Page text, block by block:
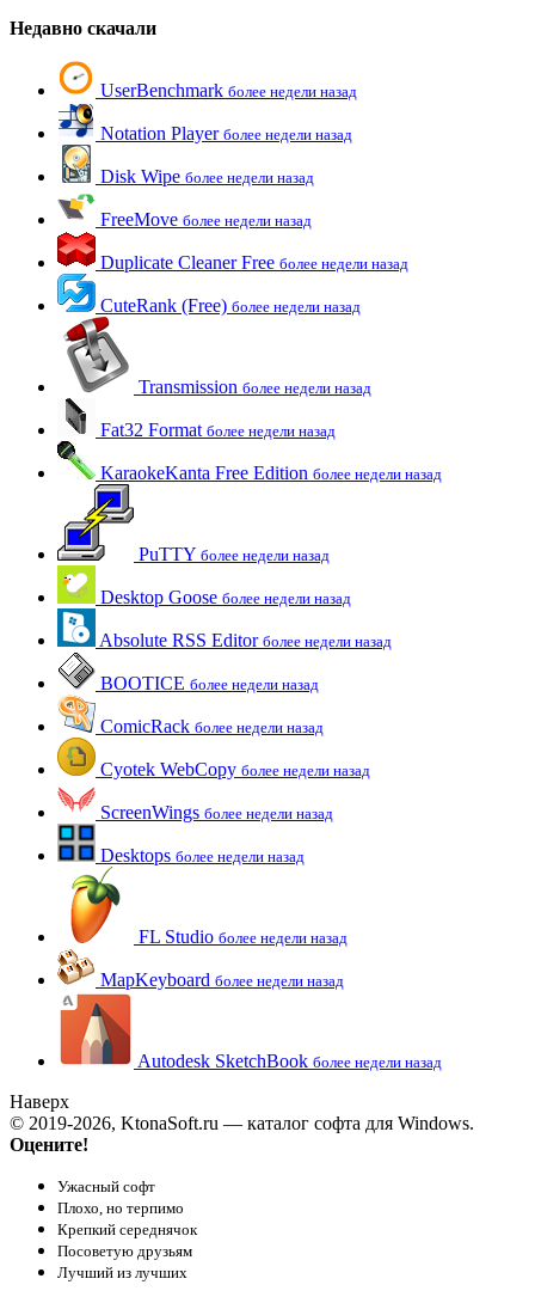
Недавно скачали
UserBenchmark более недели назад
Notation Player более недели назад
Disk Wipe более недели назад
FreeMove более недели назад
Duplicate Cleaner Free более недели назад
CuteRank (Free) более недели назад
Transmission более недели назад
Fat32 Format более недели назад
KaraokeKanta Free Edition более недели назад
PuTTY более недели назад
Desktop Goose более недели назад
Absolute RSS Editor более недели назад
BOOTICE более недели назад
ComicRack более недели назад
Cyotek WebCopy более недели назад
ScreenWings более недели назад
Desktops более недели назад
FL Studio более недели назад
MapKeyboard более недели назад
Autodesk SketchBook более недели назад
Наверх
© 2019-2026, KtonaSoft.ru — каталог софта для Windows.
Оцените!
Ужасный софт
Плохо, но терпимо
Крепкий середнячок
Посоветую друзьям
Лучший из лучших